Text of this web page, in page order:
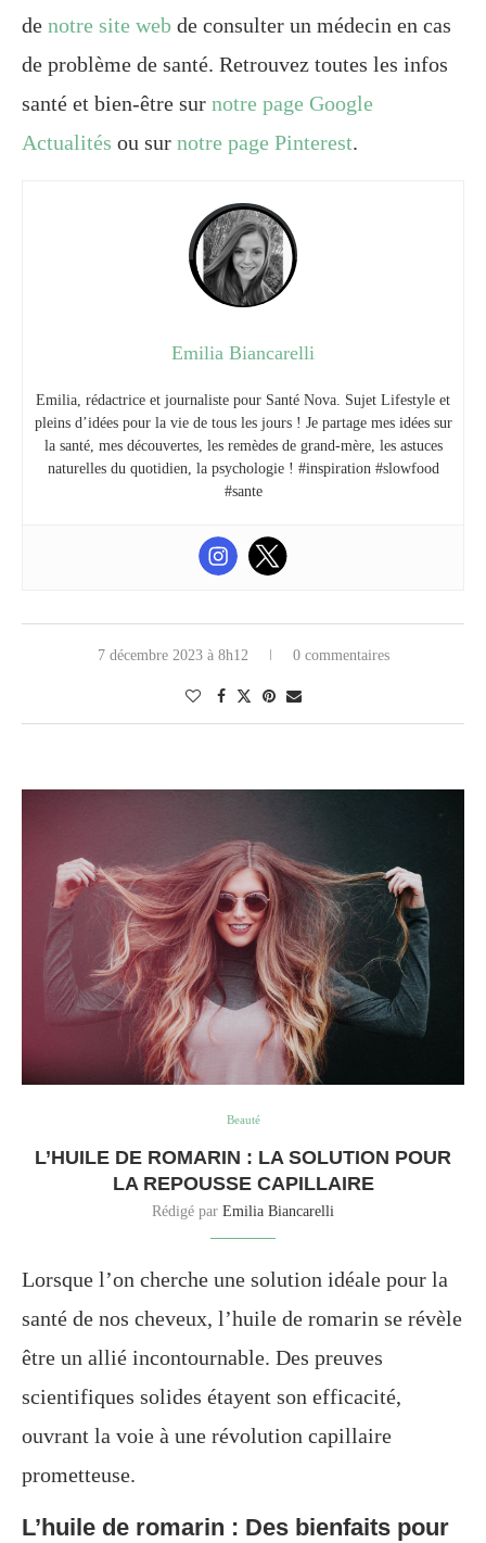
de notre site web de consulter un médecin en cas
de problème de santé. Retrouvez toutes les infos
santé et bien-être sur notre page Google
Actualités ou sur notre page Pinterest.
Emilia Biancarelli
Emilia, rédactrice et journaliste pour Santé Nova. Sujet Lifestyle et
pleins d’idées pour la vie de tous les jours ! Je partage mes idées sur
la santé, mes découvertes, les remèdes de grand-mère, les astuces
naturelles du quotidien, la psychologie ! #inspiration #slowfood
#sante
7 décembre 2023 à 8h12 0 commentaires
Beauté
L’HUILE DE ROMARIN : LA SOLUTION POUR
LA REPOUSSE CAPILLAIRE
Rédigé par Emilia Biancarelli
Lorsque l’on cherche une solution idéale pour la
santé de nos cheveux, l’huile de romarin se révèle
être un allié incontournable. Des preuves
scientifiques solides étayent son efficacité,
ouvrant la voie à une révolution capillaire
prometteuse.
L’huile de romarin : Des bienfaits pour